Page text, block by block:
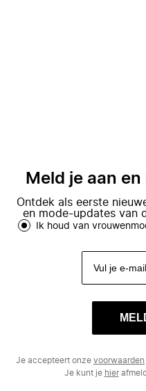
Meld je aan
Ontdek als eerste
en mode-updates van
Ik houd van
Je accepteert onze voorwaarden
Je kunt je hier